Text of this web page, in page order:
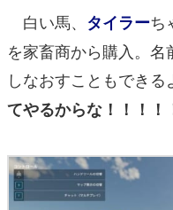
白い馬、 タイラーち
を家畜商から購入。
しなおすこともできる
てやるからな！！！